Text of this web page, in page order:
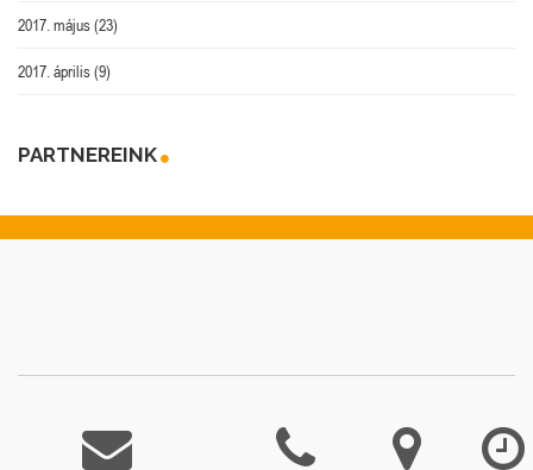
2017. május(23)
2017. április(9)
PARTNEREINK